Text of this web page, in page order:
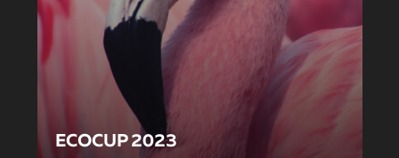
ECOCUP 2023